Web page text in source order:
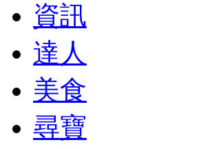
資訊
達人
美食
尋寶